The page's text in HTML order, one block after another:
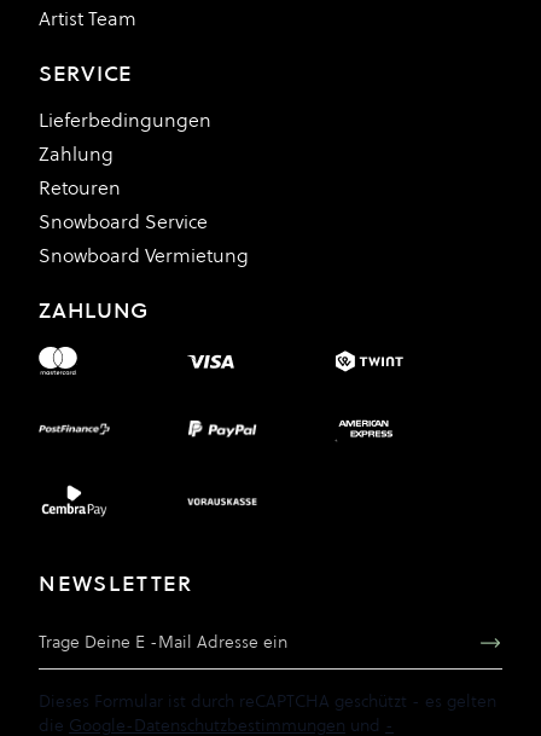
Artist Team
SERVICE
Lieferbedingungen
Zahlung
Retouren
Snowboard Service
Snowboard Vermietung
ZAHLUNG
NEWSLETTER
Dieses Formular ist durch reCAPTCHA geschützt - es gelten
die Google-Datenschutzbestimmungen und -